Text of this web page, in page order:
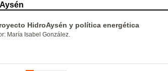
HidroAysén y política energética
María Isabel González.